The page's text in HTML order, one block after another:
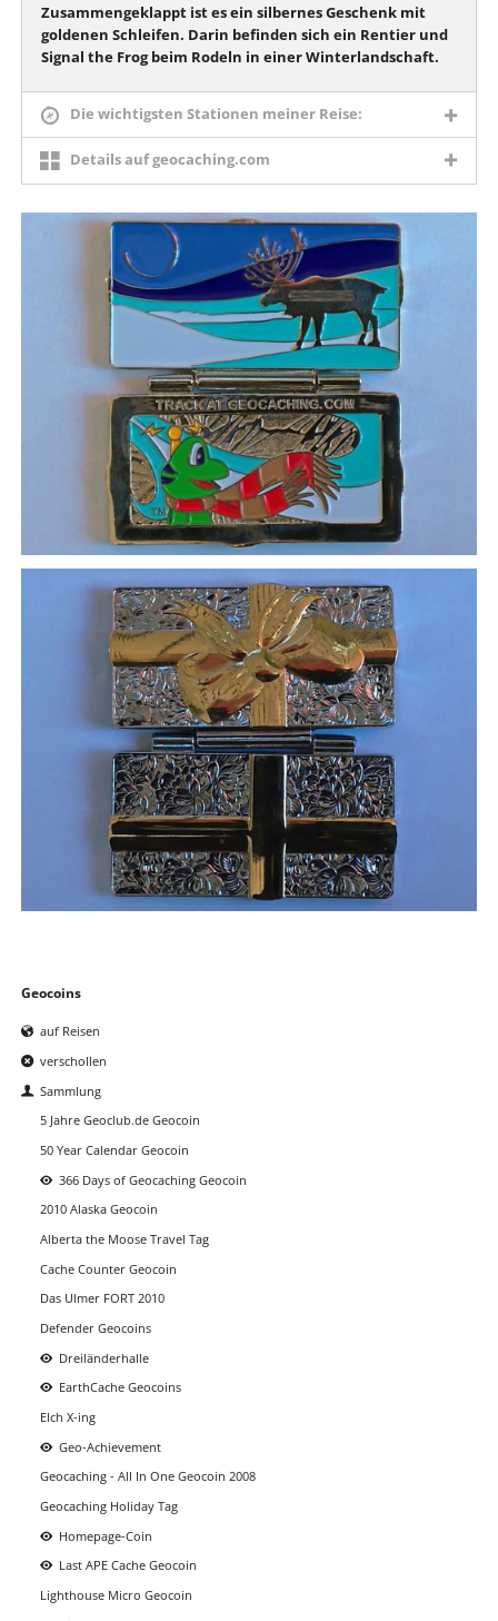
Zusammengeklappt ist es ein silbernes Geschenk mit
goldenen Schleifen. Darin befinden sich ein Rentier und
Signal the Frog beim Rodeln in einer Winterlandschaft.
Die wichtigsten Stationen meiner Reise:
Details auf geocaching.com
Navigation
Geocoins
auf Reisen
verschollen
Sammlung
5 Jahre Geoclub.de Geocoin
50 Year Calendar Geocoin
366 Days of Geocaching Geocoin
2010 Alaska Geocoin
Alberta the Moose Travel Tag
Cache Counter Geocoin
Das Ulmer FORT 2010
Defender Geocoins
Dreiländerhalle
EarthCache Geocoins
Elch X-ing
Geo-Achievement
Geocaching - All In One Geocoin 2008
Geocaching Holiday Tag
Homepage-Coin
Last APE Cache Geocoin
Lighthouse Micro Geocoin